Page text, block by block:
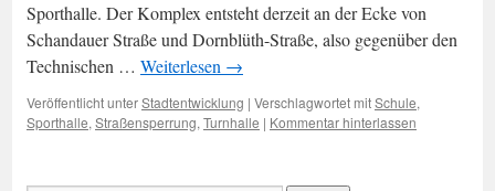
Sporthalle. Der Komplex entsteht derzeit an der Ecke von
Schandauer Straße und Dornblüth-Straße, also gegenüber den
Technischen … Weiterlesen →
Veröffentlicht unterStadtentwicklung | Verschlagwortet mitSchule,
Sporthalle, Straßensperrung, Turnhalle | Kommentar hinterlassen